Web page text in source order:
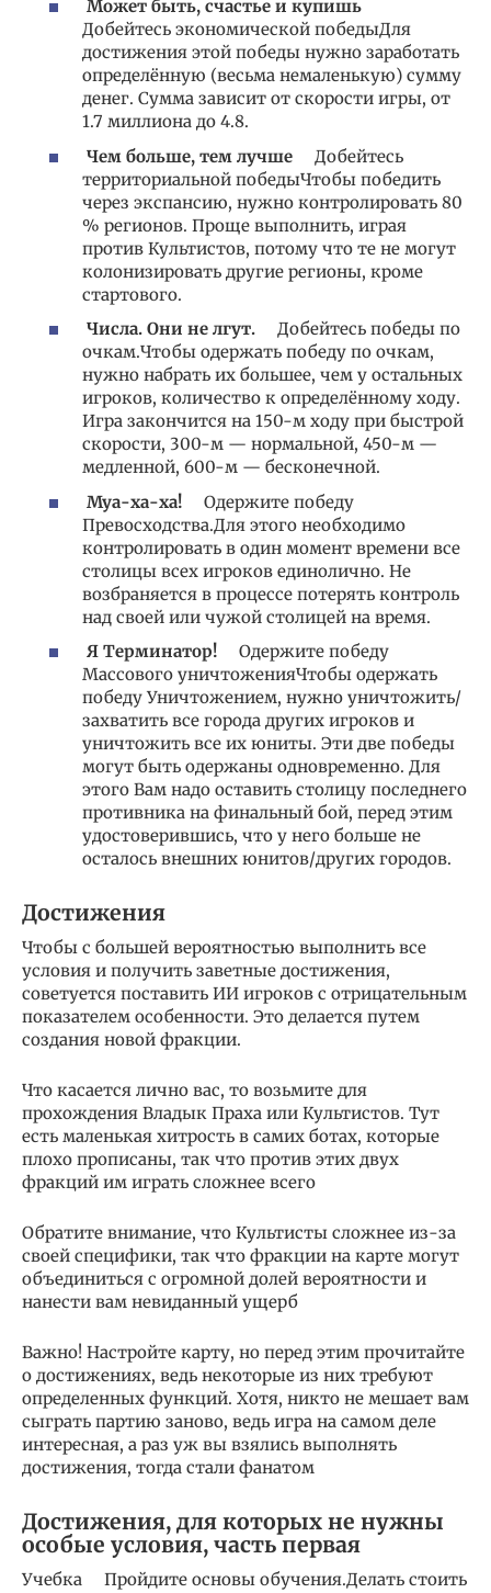
Может быть, счастье и купишь
Добейтесь экономической победыДля
достижения этой победы нужно заработать
определённую (весьма немаленькую) сумму
денег. Сумма зависит от скорости игры, от
1.7 миллиона до 4.8.
Чем больше, тем лучше Добейтесь
территориальной победыЧтобы победить
через экспансию, нужно контролировать 80
% регионов. Проще выполнить, играя
против Культистов, потому что те не могут
колонизировать другие регионы, кроме
стартового.
Числа. Они не лгут. Добейтесь победы по
очкам.Чтобы одержать победу по очкам,
нужно набрать их большее, чем у остальных
игроков, количество к определённому ходу.
Игра закончится на 150-м ходу при быстрой
скорости, 300-м — нормальной, 450-м —
медленной, 600-м — бесконечной.
Муа-ха-ха! Одержите победу
Превосходства.Для этого необходимо
контролировать в один момент времени все
столицы всех игроков единолично. Не
возбраняется в процессе потерять контроль
над своей или чужой столицей на время.
Я Терминатор! Одержите победу
Массового уничтоженияЧтобы одержать
победу Уничтожением, нужно уничтожить/
захватить все города других игроков и
уничтожить все их юниты. Эти две победы
могут быть одержаны одновременно. Для
этого Вам надо оставить столицу последнего
противника на финальный бой, перед этим
удостоверившись, что у него больше не
осталось внешних юнитов/других городов.
Достижения
Чтобы с большей вероятностью выполнить все
условия и получить заветные достижения,
советуется поставить ИИ игроков с отрицательным
показателем особенности. Это делается путем
создания новой фракции.
Что касается лично вас, то возьмите для
прохождения Владык Праха или Культистов. Тут
есть маленькая хитрость в самих ботах, которые
плохо прописаны, так что против этих двух
фракций им играть сложнее всего
Обратите внимание, что Культисты сложнее из-за
своей специфики, так что фракции на карте могут
объединиться с огромной долей вероятности и
нанести вам невиданный ущерб
Важно! Настройте карту, но перед этим прочитайте
о достижениях, ведь некоторые из них требуют
определенных функций. Хотя, никто не мешает вам
сыграть партию заново, ведь игра на самом деле
интересная, а раз уж вы взялись выполнять
достижения, тогда стали фанатом
Достижения, для которых не нужны
особые условия, часть первая
Учебка Пройдите основы обучения.Делать стоить